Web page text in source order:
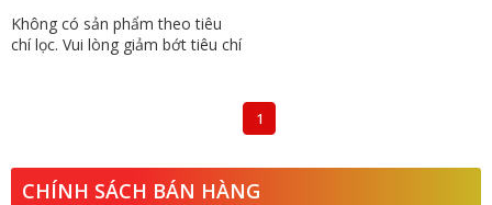
Không có sản phẩm theo tiêu
chí lọc. Vui lòng giảm bớt tiêu chí
1
CHÍNH SÁCH BÁN HÀNG